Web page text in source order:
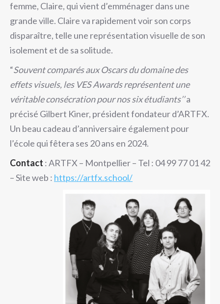
femme, Claire, qui vient d’emménager dans une
grande ville. Claire va rapidement voir son corps
disparaître, telle une représentation visuelle de son
isolement et de sa solitude.
“Souvent comparés aux Oscars du domaine des
effets visuels, les VES Awards représentent une
véritable consécration pour nos six étudiants’’a
précisé Gilbert Kiner, président fondateur d’ARTFX.
Un beau cadeau d’anniversaire également pour
l’école qui fêtera ses 20 ans en 2024.
Contact : ARTFX – Montpellier – Tel : 04 99 77 01 42
– Site web : https://artfx.school/